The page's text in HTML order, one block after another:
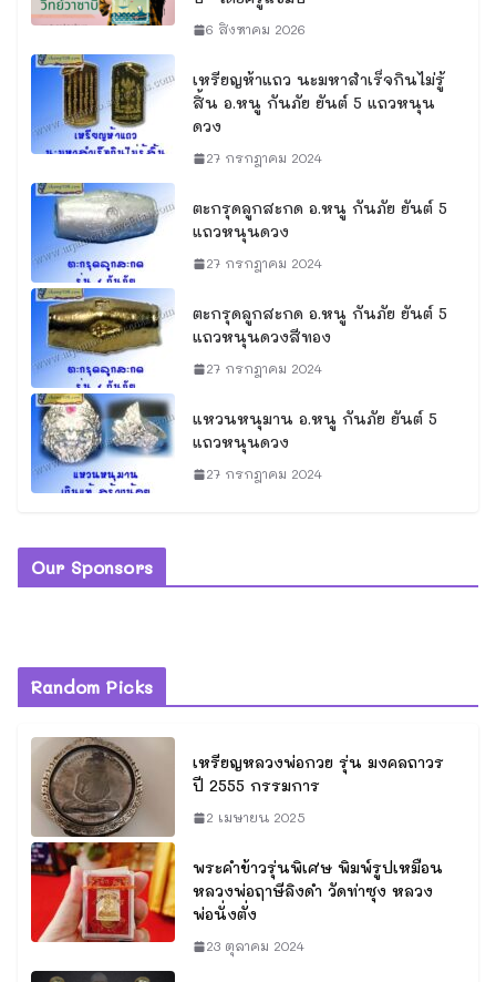
6 สิงหาคม 2026
เหรียญห้าแถว นะมหาสำเร็จกินไม่รู้
สิ้น อ.หนู กันภัย ยันต์ 5 แถวหนุน
ดวง
27 กรกฎาคม 2024
ตะกรุดลูกสะกด อ.หนู กันภัย ยันต์ 5
แถวหนุนดวง
27 กรกฎาคม 2024
ตะกรุดลูกสะกด อ.หนู กันภัย ยันต์ 5
แถวหนุนดวงสีทอง
27 กรกฎาคม 2024
แหวนหนุมาน อ.หนู กันภัย ยันต์ 5
แถวหนุนดวง
27 กรกฎาคม 2024
Our Sponsors
Random Picks
เหรียญหลวงพ่อกวย รุ่น มงคลถาวร
ปี 2555 กรรมการ
2 เมษายน 2025
พระคำข้าวรุ่นพิเศษ พิมพ์รูปเหมือน
หลวงพ่อฤาษีลิงดำ วัดท่าซุง หลวง
พ่อนั่งตั่ง
23 ตุลาคม 2024